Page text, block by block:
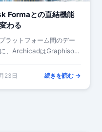
との直結機能
わる
ラットフォーム間のデー
に、ArchicadはGraphisoft
23日 続きを読む →